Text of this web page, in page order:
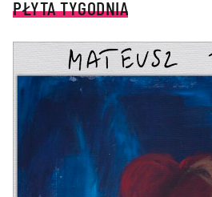
PŁYTA TYGODNIA